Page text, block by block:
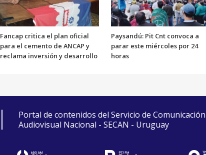
Fancap critica el plan oficial
para el cemento de ANCAP y
reclama inversión y desarrollo
Paysandú: Pit Cnt convoca a
parar este miércoles por 24
horas
Portal de contenidos del Servicio de Comunicación
Audiovisual Nacional - SECAN - Uruguay